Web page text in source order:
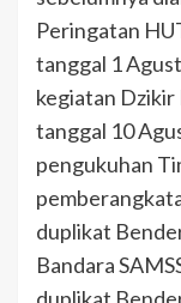
Peringatan
tanggal 1
kegiatan Dzikir
tanggal 10
pengukuhan
duplikat
Bandara